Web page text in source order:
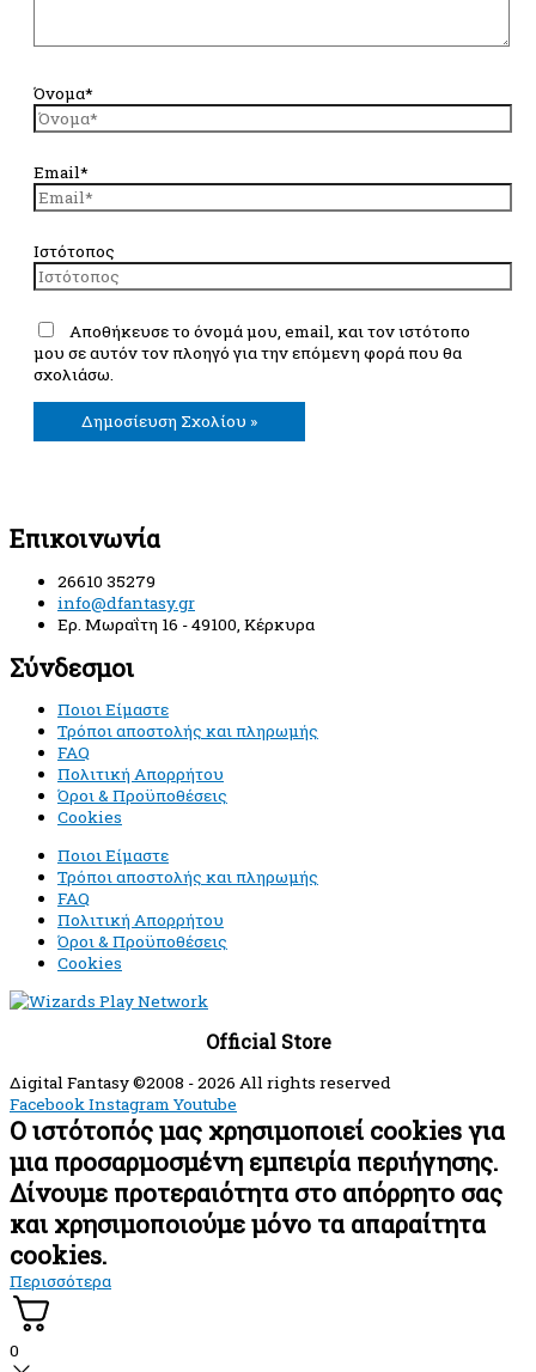
Όνομα*
Email*
Ιστότοπος
Αποθήκευσε το όνομά μου, email, και τον ιστότοπο
μου σε αυτόν τον πλοηγό για την επόμενη φορά που θα
σχολιάσω.
Επικοινωνία
26610 35279
info@dfantasy.gr
Ερ. Μωραΐτη 16 - 49100, Κέρκυρα
Σύνδεσμοι
Ποιοι Είμαστε
Τρόποι αποστολής και πληρωμής
FAQ
Πολιτική Απορρήτου
Όροι & Προϋποθέσεις
Cookies
Ποιοι Είμαστε
Τρόποι αποστολής και πληρωμής
FAQ
Πολιτική Απορρήτου
Όροι & Προϋποθέσεις
Cookies
Official Store
Δigital Fantasy ©2008 - 2026 All rights reserved
FacebookInstagramYoutube
Ο ιστότοπός μας χρησιμοποιεί cookies για
μια προσαρμοσμένη εμπειρία περιήγησης.
Δίνουμε προτεραιότητα στο απόρρητο σας
και χρησιμοποιούμε μόνο τα απαραίτητα
cookies.
Περισσότερα
0